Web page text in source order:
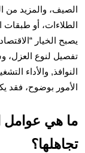
الصيف، والمزيد من
الطلاءات، أو
يصبح الخيار
تفصيل لنوع
النوافذ, والأداء
الأمور بوضوح، فقد
ما هي عوامل
تجاهلها؟